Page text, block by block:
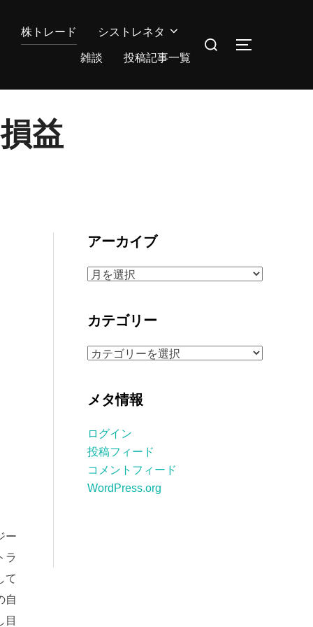
株トレード
シストレネタ
雑談
投稿記事一覧
検
サイドバー
益
ー
ラ
て
自
目
アーカイブ
ア
イ
ブ
カテゴリー
カ
リ
メタ情報
ログイン
投稿フィード
コメントフィード
WordPress.org